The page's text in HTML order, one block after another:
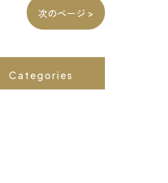
次のページ >
Categories